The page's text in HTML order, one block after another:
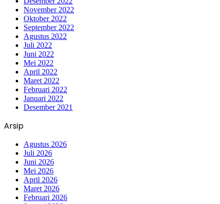
November 2022
Oktober 2022
September 2022
Agustus 2022
Juli 2022
Juni 2022
Mei 2022
April 2022
Maret 2022
Februari 2022
Januari 2022
Desember 2021
Arsip
Agustus 2026
Juli 2026
Juni 2026
Mei 2026
April 2026
Maret 2026
Februari 2026